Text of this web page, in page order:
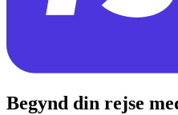
Begynd din rejse